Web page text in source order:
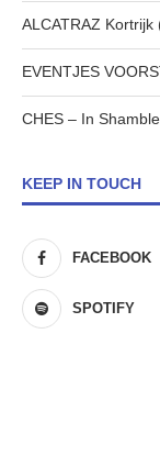
ALCATRAZ Kortrijk
EVENTJES
CHES – In
KEEP IN TOUCH
FACEBOOK
SPOTIFY